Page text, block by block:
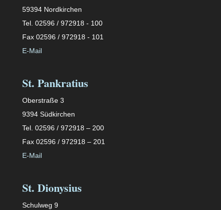
59394 Nordkirchen
Tel. 02596 / 972918 - 100
Fax 02596 / 972918 - 101
E-Mail
St. Pankratius
Oberstraße 3
9394 Südkirchen
Tel. 02596 / 972918 – 200
Fax 02596 / 972918 – 201
E-Mail
St. Dionysius
Schulweg 9